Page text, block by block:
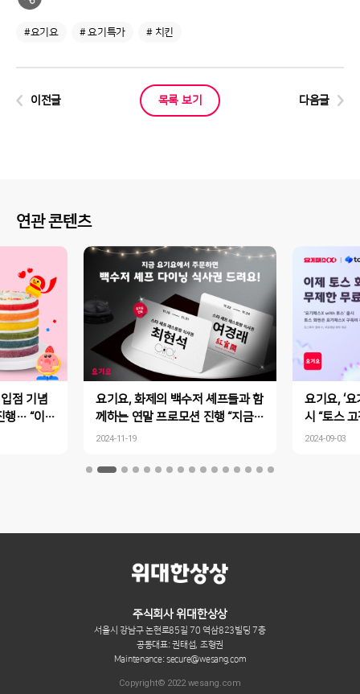
#요기요 # 요기특가 # 치킨
이전글 목록 보기 다음글
연관 콘텐츠
점 기념
“이번
요기요, 화제의 백수저 셰프들과 함
께하는 연말 프로모션 진행 “지금
요기요에서 주문하면 쵸이닷‧홍
2024-11-19
요기요, ‘
시 “토스
가 무료!”
2024-09-03
주식회사 위대한상상
서울시 강남구 논현로85길 70 역삼823빌딩 7층
공동대표: 권태섭, 조형권
Maintenance: secure@wesang.com
Copyright© 2022 wesang.com